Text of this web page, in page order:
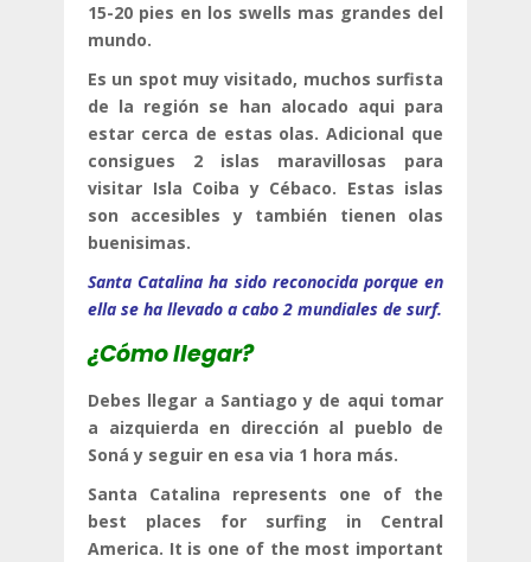
15-20 pies en los swells mas grandes del
mundo.
Es un spot muy visitado, muchos surfista
de la región se han alocado aqui para
estar cerca de estas olas. Adicional que
consigues 2 islas maravillosas para
visitar Isla Coiba y Cébaco. Estas islas
son accesibles y también tienen olas
buenisimas.
Santa Catalina ha sido reconocida porque en
ella se ha llevado a cabo 2 mundiales de surf.
¿Cómo llegar?
Debes llegar a Santiago y de aqui tomar
a aizquierda en dirección al pueblo de
Soná y seguir en esa via 1 hora más.
Santa Catalina represents one of the
best places for surfing in Central
America. It is one of the most important